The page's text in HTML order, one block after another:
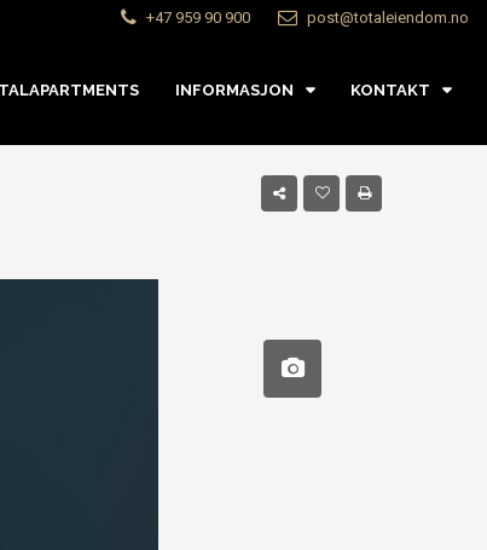
+47 959 90 900 post@totaleiendom.no
INFORMASJON KONTAKT